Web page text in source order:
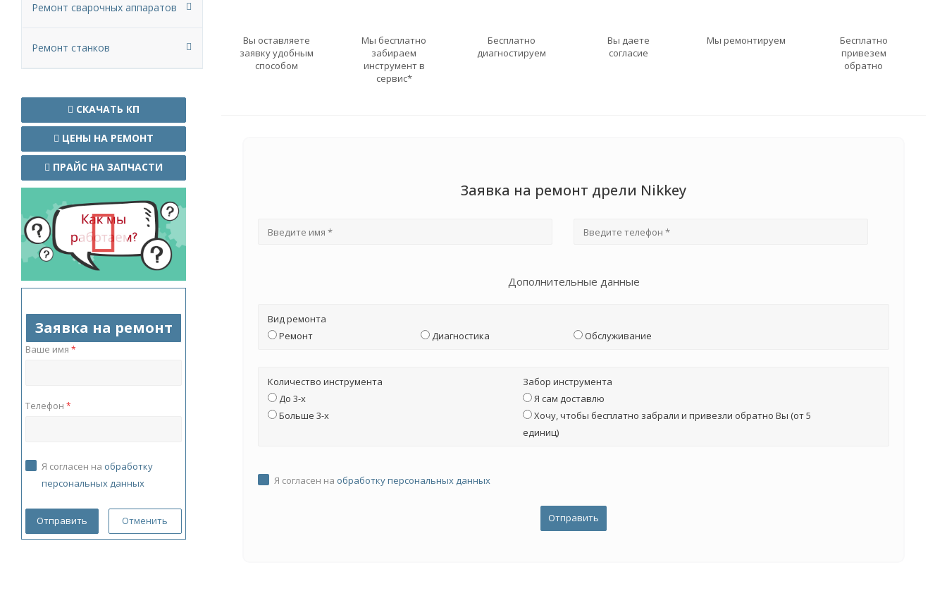
Вы оставляете
заявку удобным
способом
Мы бесплатно
забираем
инструмент в
сервис*
Бесплатно
диагностируем
Вы даете
согласие
Мы ремонтируем
Бесплатно
привезем
обратно
Заявка на ремонт дрели Nikkey
Дополнительные данные
Вид ремонта
Ремонт
Диагностика Обслуживание
Количество инструмента
До 3-х
Больше 3-х
Забор инструмента
Я сам доставлю
Хочу, чтобы бесплатно забрали и привезли обратно Вы (от 5
единиц)
Я согласен на обработку персональных данных
Ремонт сварочных аппаратов
Ремонт станков
СКАЧАТЬ КП
ЦЕНЫ НА РЕМОНТ
ПРАЙС НА ЗАПЧАСТИ
Заявка на ремонт
Ваше имя *
Телефон *
Я согласен на обработку
персональных данных
Отменить